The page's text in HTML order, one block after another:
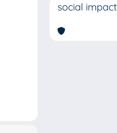
social impact